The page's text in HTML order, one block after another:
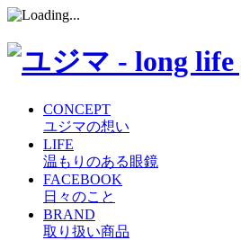
CONCEPT
ユジマの想い
LIFE
温もりのある眼鏡
FACEBOOK
日々のこと
BRAND
取り扱い商品